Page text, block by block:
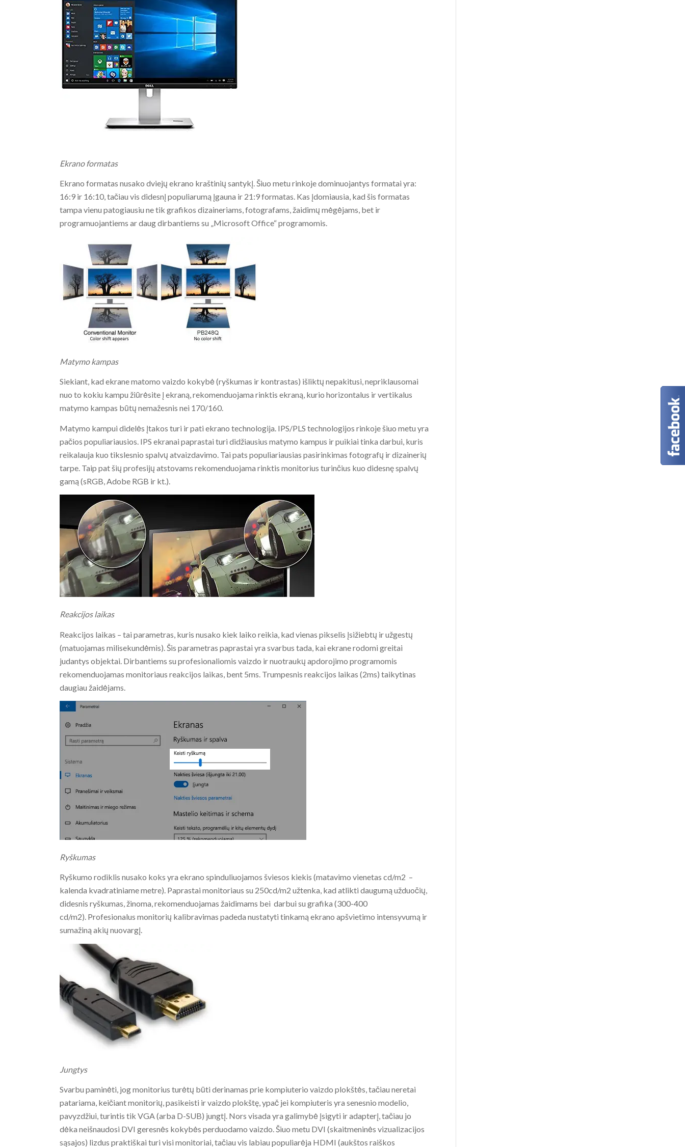
Ekrano formatas
Ekrano formatas nusako dviejų ekrano kraštinių santykį. Šiuo metu rinkoje dominuojantys formatai yra:
16:9 ir 16:10, tačiau vis didesnį populiarumą įgauna ir 21:9 formatas. Kas įdomiausia, kad šis formatas
tampa vienu patogiausiu ne tik grafikos dizaineriams, fotografams, žaidimų mėgėjams, bet ir
programuojantiems ar daug dirbantiems su „Microsoft Office“ programomis.
Matymo kampas
Siekiant, kad ekrane matomo vaizdo kokybė (ryškumas ir kontrastas) išliktų nepakitusi, nepriklausomai
nuo to kokiu kampu žiūrėsite į ekraną, rekomenduojama rinktis ekraną, kurio horizontalus ir vertikalus
matymo kampas būtų nemažesnis nei 170/160.
Matymo kampui didelės įtakos turi ir pati ekrano technologija. IPS/PLS technologijos rinkoje šiuo metu yra
pačios populiariausios. IPS ekranai paprastai turi didžiausius matymo kampus ir puikiai tinka darbui, kuris
reikalauja kuo tikslesnio spalvų atvaizdavimo. Tai pats populiariausias pasirinkimas fotografų ir dizainerių
tarpe. Taip pat šių profesijų atstovams rekomenduojama rinktis monitorius turinčius kuo didesnę spalvų
gamą (sRGB, Adobe RGB ir kt.).
Reakcijos laikas
Reakcijos laikas – tai parametras, kuris nusako kiek laiko reikia, kad vienas pikselis įsižiebtų ir užgestų
(matuojamas milisekundėmis). Šis parametras paprastai yra svarbus tada, kai ekrane rodomi greitai
judantys objektai. Dirbantiems su profesionaliomis vaizdo ir nuotraukų apdorojimo programomis
rekomenduojamas monitoriaus reakcijos laikas, bent 5ms. Trumpesnis reakcijos laikas (2ms) taikytinas
daugiau žaidėjams.
Ryškumas
Ryškumo rodiklis nusako koks yra ekrano spinduliuojamos šviesos kiekis (matavimo vienetas cd/m2 –
kalenda kvadratiniame metre). Paprastai monitoriaus su 250cd/m2 užtenka, kad atlikti daugumą užduočių,
didesnis ryškumas, žinoma, rekomenduojamas žaidimams bei darbui su grafika (300-400
cd/m2). Profesionalus monitorių kalibravimas padeda nustatyti tinkamą ekrano apšvietimo intensyvumą ir
sumažiną akių nuovargį.
Jungtys
Svarbu paminėti, jog monitorius turėtų būti derinamas prie kompiuterio vaizdo plokštės, tačiau neretai
patariama, keičiant monitorių, pasikeisti ir vaizdo plokštę, ypač jei kompiuteris yra senesnio modelio,
pavyzdžiui, turintis tik VGA (arba D-SUB) jungtį. Nors visada yra galimybė įsigyti ir adapterį, tačiau jo
dėka neišnaudosi DVI geresnės kokybės perduodamo vaizdo. Šiuo metu DVI (skaitmeninės vizualizacijos
sąsajos) lizdus praktiškai turi visi monitoriai, tačiau vis labiau populiarėja HDMI (aukštos raiškos